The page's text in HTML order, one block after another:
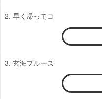
2. 早く帰ってコ
3. 玄海ブルース